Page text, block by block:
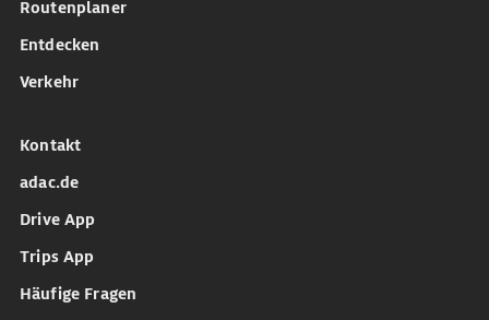
Routenplaner
Entdecken
Verkehr
Kontakt
adac.de
Drive App
Trips App
Häufige Fragen